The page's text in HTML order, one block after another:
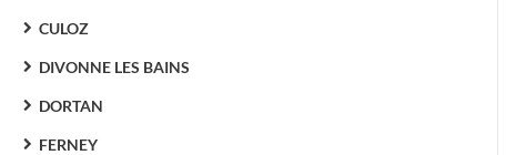
CULOZ
DIVONNE LES BAINS
DORTAN
FERNEY